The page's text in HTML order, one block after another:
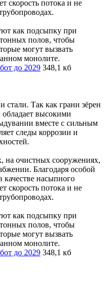
скорость потока и не
как подсыпку при
полов, чтобы
могут вызвать
монолите.
до 2029 348,1 кб
стали. Так как грани зёрен
высокими
вместе с сильным
следы коррозии и
на очистных сооружениях,
Благодаря особой
качестве насыпного
скорость потока и не
как подсыпку при
полов, чтобы
могут вызвать
монолите.
до 2029 348,1 кб